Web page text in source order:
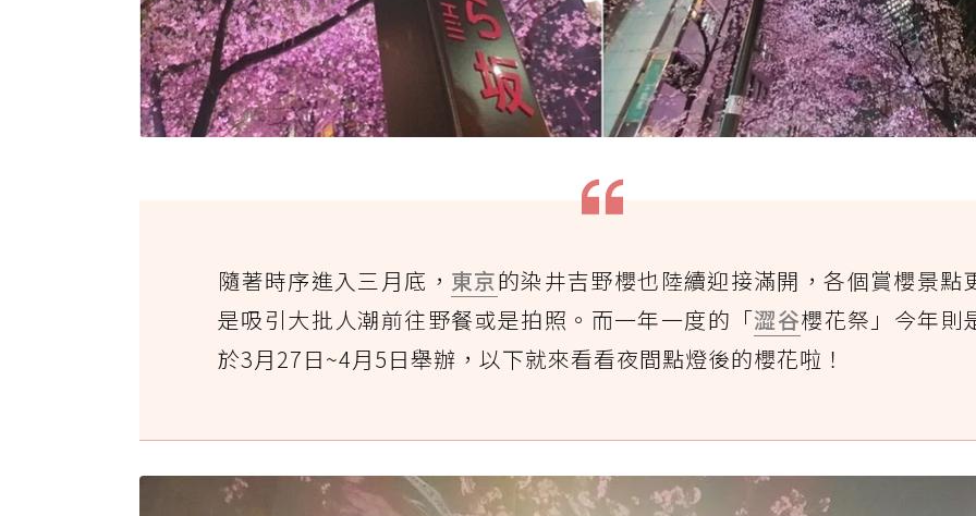
隨著時序進入三月底， 東京的染井吉野櫻也陸續迎接滿開，各個賞櫻景點
是吸引大批人潮前往野餐或是拍照。而一年一度的「澀谷櫻花祭」今年則
於3月27日~4月5日舉辦，以下就來看看夜間點燈後的櫻花啦！